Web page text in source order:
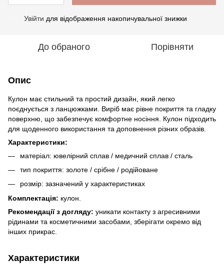
Увійти для відображення накопичувальної знижки
До обраного Порівняти
Опис
Кулон має стильний та простий дизайн, який легко
поєднується з ланцюжками. Виріб має рівне покриття та гладку
поверхню, що забезпечує комфортне носіння. Кулон підходить
для щоденного використання та доповнення різних образів.
Характеристики:
матеріал: ювелірний сплав / медичний сплав / сталь
тип покриття: золоте / срібне / родійоване
розмір: зазначений у характеристиках
Комплектація: кулон.
Рекомендації з догляду: уникати контакту з агресивними
рідинами та косметичними засобами, зберігати окремо від
інших прикрас.
Характеристики